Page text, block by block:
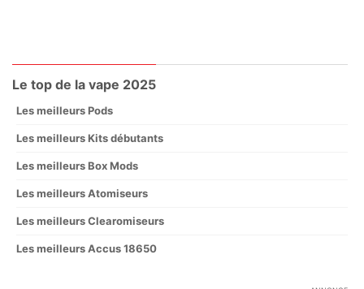
Le top de la vape 2025
Les meilleurs Pods
Les meilleurs Kits débutants
Les meilleurs Box Mods
Les meilleurs Atomiseurs
Les meilleurs Clearomiseurs
Les meilleurs Accus 18650